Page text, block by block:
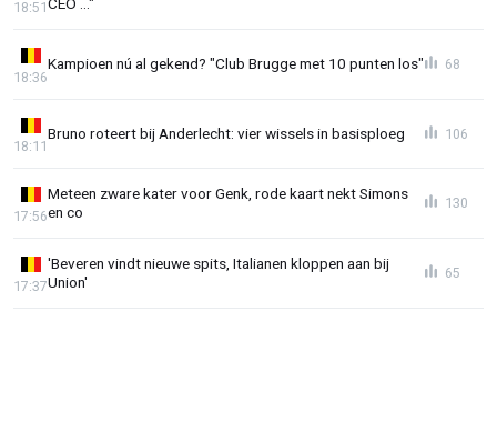
CEO ..."
18:51
Kampioen nú al gekend? "Club Brugge met 10 punten los"
18:36
68
Bruno roteert bij Anderlecht: vier wissels in basisploeg
18:11
106
Meteen zware kater voor Genk, rode kaart nekt Simons
en co
17:56
130
'Beveren vindt nieuwe spits, Italianen kloppen aan bij
Union'
17:37
65